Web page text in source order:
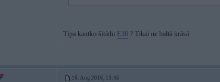
Tipa kautko šitādu E38 ? Tikai ne baltā krāsā
16. Aug 2016, 13:45